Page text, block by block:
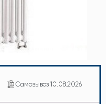
Самовывоз 10.08.2026